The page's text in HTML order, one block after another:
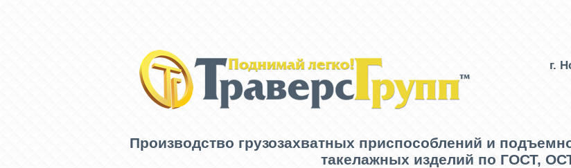
г.
Производство грузозахватных приспособлений и
такелажных изделий по ГОСТ,